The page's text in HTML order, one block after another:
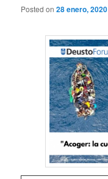
Posted on28 enero, 2020